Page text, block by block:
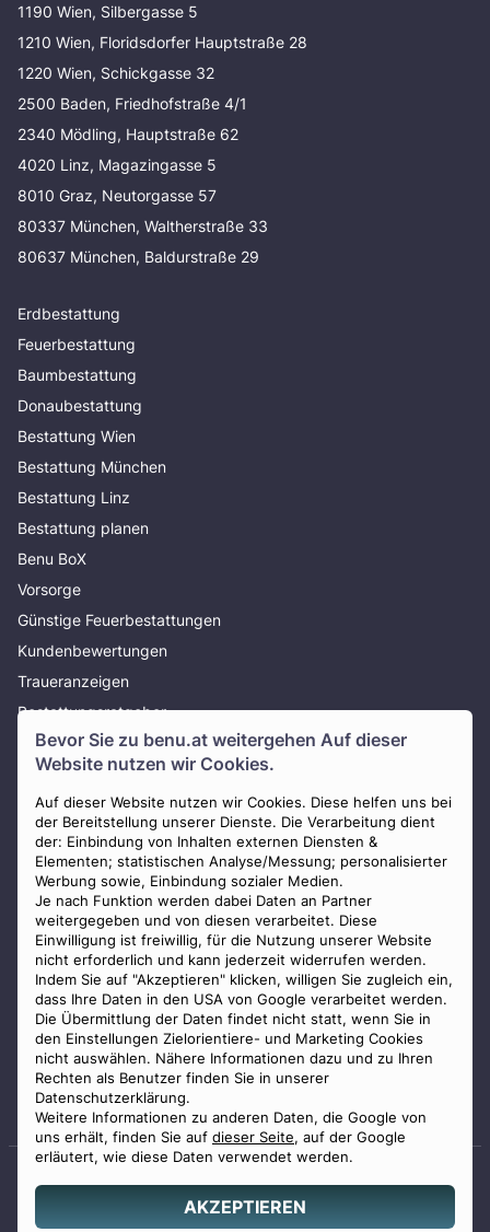
Bevor Sie zu benu.at weitergehen Auf dieser
Website nutzen wir Cookies.
Auf dieser Website nutzen wir Cookies. Diese helfen uns bei
der Bereitstellung unserer Dienste. Die Verarbeitung dient
der: Einbindung von Inhalten externen Diensten &
Elementen; statistischen Analyse/Messung; personalisierter
Werbung sowie, Einbindung sozialer Medien.
Je nach Funktion werden dabei Daten an Partner
weitergegeben und von diesen verarbeitet. Diese
Einwilligung ist freiwillig, für die Nutzung unserer Website
nicht erforderlich und kann jederzeit widerrufen werden.
Indem Sie auf "Akzeptieren" klicken, willigen Sie zugleich ein,
dass Ihre Daten in den USA von Google verarbeitet werden.
Die Übermittlung der Daten findet nicht statt, wenn Sie in
den Einstellungen Zielorientiere- und Marketing Cookies
nicht auswählen. Nähere Informationen dazu und zu Ihren
Rechten als Benutzer finden Sie in unserer
Datenschutzerklärung.
Weitere Informationen zu anderen Daten, die Google von
uns erhält, finden Sie auf dieser Seite, auf der Google
erläutert, wie diese Daten verwendet werden.
AKZEPTIEREN
1190 Wien, Silbergasse 5
1210 Wien, Floridsdorfer Hauptstraße 28
1220 Wien, Schickgasse 32
2500 Baden, Friedhofstraße 4/1
2340 Mödling, Hauptstraße 62
4020 Linz, Magazingasse 5
8010 Graz, Neutorgasse 57
80337 München, Waltherstraße 33
80637 München, Baldurstraße 29
Erdbestattung
Feuerbestattung
Baumbestattung
Donaubestattung
Bestattung Wien
Bestattung München
Bestattung Linz
Bestattung planen
Benu BoX
Vorsorge
Günstige Feuerbestattungen
Kundenbewertungen
Traueranzeigen
Bestattungsratgeber
Über uns
Presse
AGB
Impressum
Datenschutz
Widerrufsbelehrung
Zahlungsmöglichkeiten
Staatlich geprüfter
© 2026 Benu GmbH. Alle Rechte vorbehalten.